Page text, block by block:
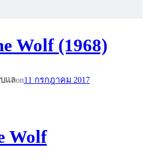
Wolf (1968)
แลon11 กรกฎาคม 2017